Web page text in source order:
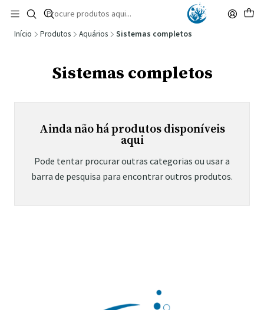
🚚 Portugal Continental: Portes Grátis desde 149,90€ (Envio extresso: 14,90€)
Ler mais
Início Produtos Aquários Sistemas completos
Sistemas completos
Ainda não há produtos disponíveis
aqui
Pode tentar procurar outras categorias ou usar a
barra de pesquisa para encontrar outros produtos.